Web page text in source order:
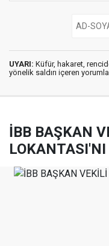
UYARI: Küfür, hakaret,
yönelik saldırı içeren
İBB BAŞKAN